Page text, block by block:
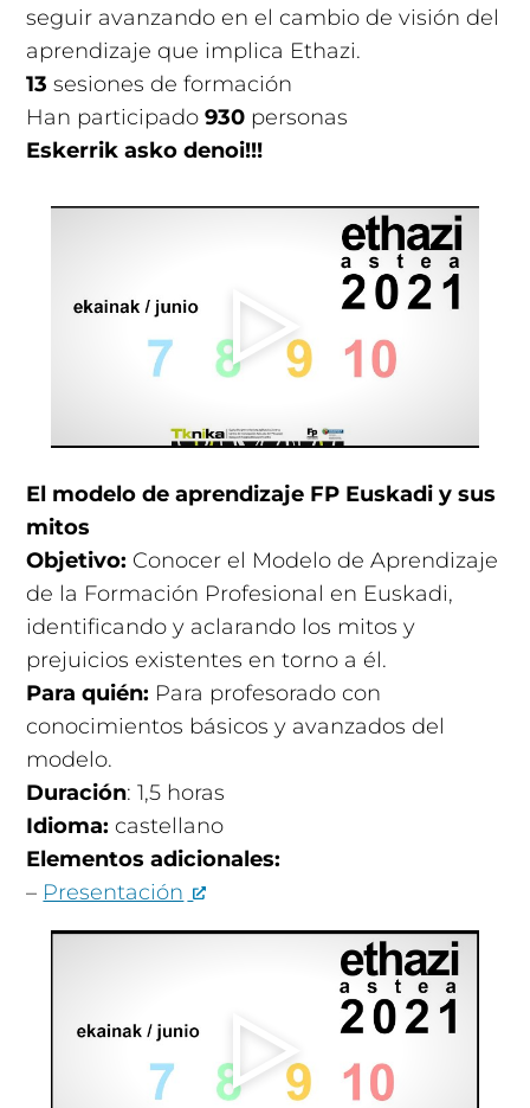
seguir avanzando en el cambio de visión del
aprendizaje que implica Ethazi.
13 sesiones de formación
Han participado930 personas
Eskerrik asko denoi!!!
El modelo de aprendizaje FP Euskadi y sus
mitos
Objetivo: Conocer el Modelo de Aprendizaje
de la Formación Profesional en Euskadi,
identificando y aclarando los mitos y
prejuicios existentes en torno a él.
Para quién: Para profesorado con
conocimientos básicos y avanzados del
modelo.
Duración: 1,5 horas
Idioma: castellano
Elementos adicionales:
– Presentación